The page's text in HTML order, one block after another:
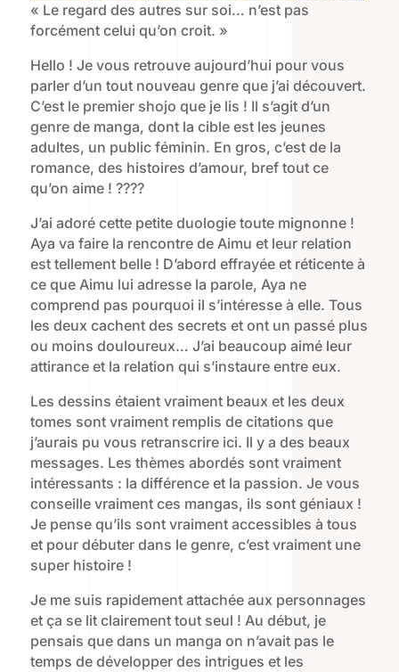
« Le regard des autres sur soi… n’est pas
forcément celui qu’on croit. »
Hello ! Je vous retrouve aujourd’hui pour vous
parler d’un tout nouveau genre que j’ai découvert.
C’est le premier shojo que je lis ! Il s’agit d’un
genre de manga, dont la cible est les jeunes
adultes, un public féminin. En gros, c’est de la
romance, des histoires d’amour, bref tout ce
qu’on aime ! ????
J’ai adoré cette petite duologie toute mignonne !
Aya va faire la rencontre de Aimu et leur relation
est tellement belle ! D’abord effrayée et réticente à
ce que Aimu lui adresse la parole, Aya ne
comprend pas pourquoi il s’intéresse à elle. Tous
les deux cachent des secrets et ont un passé plus
ou moins douloureux… J’ai beaucoup aimé leur
attirance et la relation qui s’instaure entre eux.
Les dessins étaient vraiment beaux et les deux
tomes sont vraiment remplis de citations que
j’aurais pu vous retranscrire ici. Il y a des beaux
messages. Les thèmes abordés sont vraiment
intéressants : la différence et la passion. Je vous
conseille vraiment ces mangas, ils sont géniaux !
Je pense qu’ils sont vraiment accessibles à tous
et pour débuter dans le genre, c’est vraiment une
super histoire !
Je me suis rapidement attachée aux personnages
et ça se lit clairement tout seul ! Au début, je
pensais que dans un manga on n’avait pas le
temps de développer des intrigues et les